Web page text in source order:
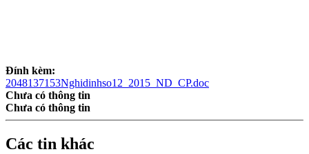
Đính kèm:
2048137153Nghidinhso12_2015_ND_CP.doc
Chưa có thông tin
Chưa có thông tin
Các tin khác